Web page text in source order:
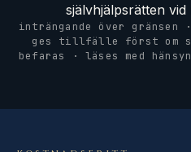
självhjälpsrätten
inträngande över gränsen
ges tillfälle först om
befaras · läses med